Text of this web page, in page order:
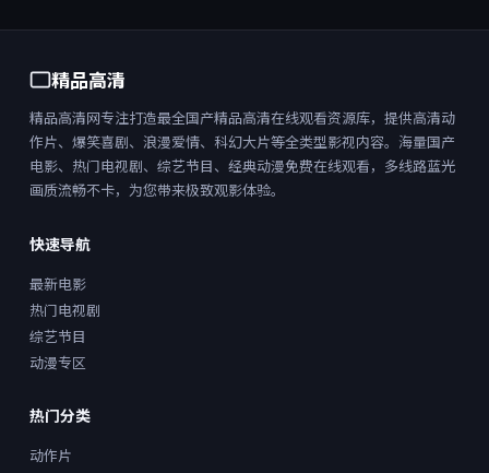
精品高清
精品高清网专注打造最全国产精品高清在线观看资源库，提供高清动
作片、爆笑喜剧、浪漫爱情、科幻大片等全类型影视内容。海量国产
电影、热门电视剧、综艺节目、经典动漫免费在线观看，多线路蓝光
画质流畅不卡，为您带来极致观影体验。
快速导航
最新电影
热门电视剧
综艺节目
动漫专区
热门分类
动作片